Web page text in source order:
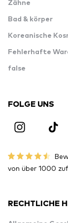
Zähne
Bad & körper
Koreanische
Fehlerhafte
false
FOLGE UNS
von über 1000
RECHTLICHE